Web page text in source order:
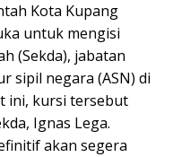
Kota Kupang
untuk mengisi
(Sekda), jabatan
sipil negara (ASN) di
ini, kursi tersebut
Ignas Lega.
akan segera